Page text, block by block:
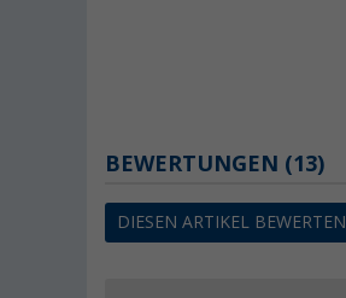
BEWERTUNGEN (13)
DIESEN ARTIKEL BEWERTEN